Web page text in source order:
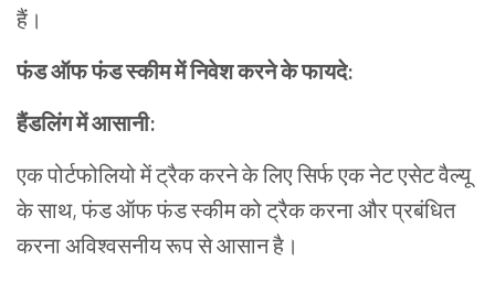
हैं।
फंड ऑफ फंड स्कीम में निवेश करने के फायदे:
हैंडलिंग में आसानी:
एक पोर्टफोलियो में ट्रैक करने के लिए सिर्फ एक नेट एसेट वैल्यू
के साथ,फंड ऑफ फंड स्कीम को ट्रैक करना और प्रबंधित
करना अविश्वसनीय रूप से आसान है।